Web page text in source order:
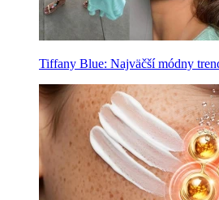
Tiffany Blue: Najväčší módny